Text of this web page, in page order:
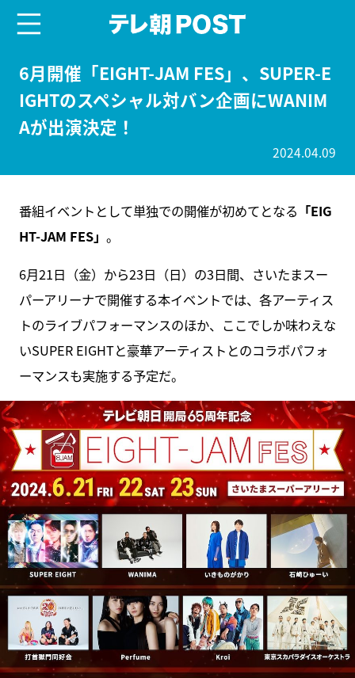
6月開催「EIGHT-JAM FES」、SUPER-E
IGHTのスペシャル対バン企画にWANIM
Aが出演決定！
2024.04.09
番組イベントとして単独での開催が初めてとなる 「EIG
HT-JAM FES」 。
6月21日（金）から23日（日）の3日間、さいたまスー
パーアリーナで開催する本イベントでは、各アーティス
トのライブパフォーマンスのほか、ここでしか味わえな
いSUPER EIGHTと豪華アーティストとのコラボパフォ
ーマンスも実施する予定だ。